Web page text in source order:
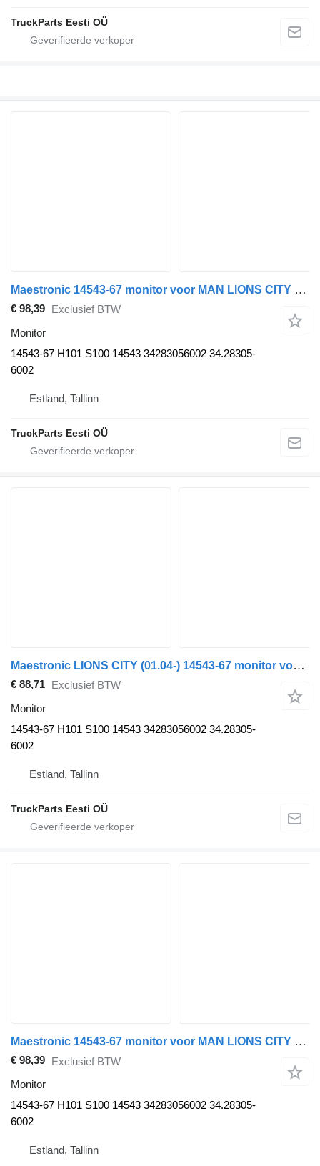
TruckParts Eesti OÜ
Maestronic 14543-67 monitor voor MAN LIONS CITY (01.04-) bus
€ 98,39 Exclusief BTW
Monitor
14543-67 H101 S100 14543 34283056002 34.28305-
6002
Estland, Tallinn
TruckParts Eesti OÜ
Maestronic LIONS CITY (01.04-) 14543-67 monitor voor MAN bus
€ 88,71 Exclusief BTW
Monitor
14543-67 H101 S100 14543 34283056002 34.28305-
6002
Estland, Tallinn
TruckParts Eesti OÜ
Maestronic 14543-67 monitor voor MAN LIONS CITY (01.04-) bus
€ 98,39 Exclusief BTW
Monitor
14543-67 H101 S100 14543 34283056002 34.28305-
6002
Estland, Tallinn